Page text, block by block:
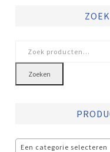
naar:
Zoeken
Een categorie selecteren